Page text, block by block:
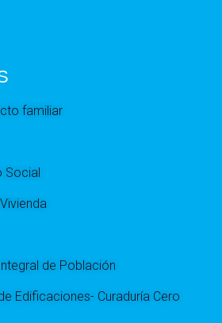
familiar
Social
de Población
Edificaciones- Curaduría Cero